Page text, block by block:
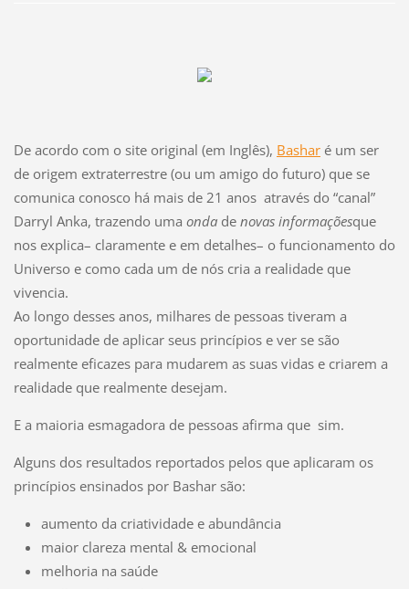
De acordo com o site original (em Inglês), Basharé um ser
de origem extraterrestre (ou um amigo do futuro) que se
comunica conosco há mais de 21 anos através do “canal”
Darryl Anka, trazendo uma ondade novas informaçõesque
nos explica– claramente e em detalhes– o funcionamento do
Universo e como cada um de nós cria a realidade que
vivencia.
Ao longo desses anos, milhares de pessoas tiveram a
oportunidade de aplicar seus princípios e ver se são
realmente eficazes para mudarem as suas vidas e criarem a
realidade que realmente desejam.
E a maioria esmagadora de pessoas afirma que sim.
Alguns dos resultados reportados pelos que aplicaram os
princípios ensinados por Bashar são:
aumento da criatividade e abundância
maior clareza mental & emocional
melhoria na saúde